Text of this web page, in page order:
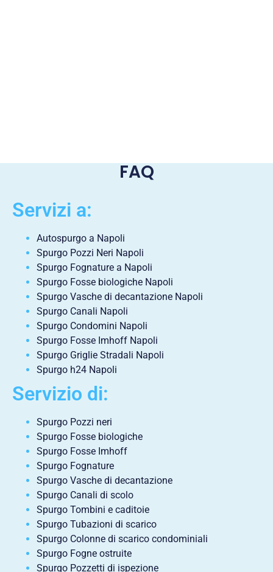
FAQ
Servizi a:
Autospurgo a Napoli
Spurgo Pozzi Neri Napoli
Spurgo Fognature a Napoli
Spurgo Fosse biologiche Napoli
Spurgo Vasche di decantazione Napoli
Spurgo Canali Napoli
Spurgo Condomini Napoli
Spurgo Fosse Imhoff Napoli
Spurgo Griglie Stradali Napoli
Spurgo h24 Napoli
Servizio di:
Spurgo Pozzi neri
Spurgo Fosse biologiche
Spurgo Fosse Imhoff
Spurgo Fognature
Spurgo Vasche di decantazione
Spurgo Canali di scolo
Spurgo Tombini e caditoie
Spurgo Tubazioni di scarico
Spurgo Colonne di scarico condominiali
Spurgo Fogne ostruite
Spurgo Pozzetti di ispezione